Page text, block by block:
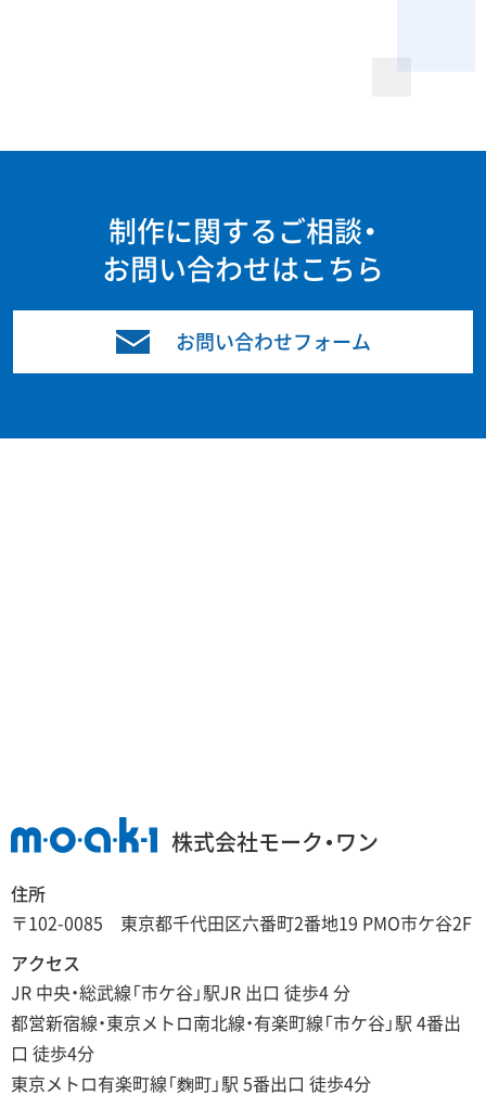
制作に関するご相談・
お問い合わせはこちら
お問い合わせフォーム
株式会社モーク・ワン
住所
〒102-0085 東京都千代田区六番町2番地19 PMO市ケ谷2F
アクセス
JR 中央・総武線「市ケ谷」駅JR 出口 徒歩4 分
都営新宿線・東京メトロ南北線・有楽町線「市ケ谷」駅 4番出
口 徒歩4分
東京メトロ有楽町線「麴町」駅 5番出口 徒歩4分